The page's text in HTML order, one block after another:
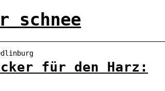
schnee
für den Harz: